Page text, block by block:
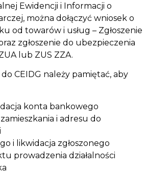
Ewidencji i Informacji o
można dołączyć wniosek o
od towarów i usług – Zgłoszenie
zgłoszenie do ubezpieczenia
lub ZUS ZZA.
CEIDG należy pamiętać, aby
konta bankowego
i adresu do
i likwidacja zgłoszonego
prowadzenia działalności